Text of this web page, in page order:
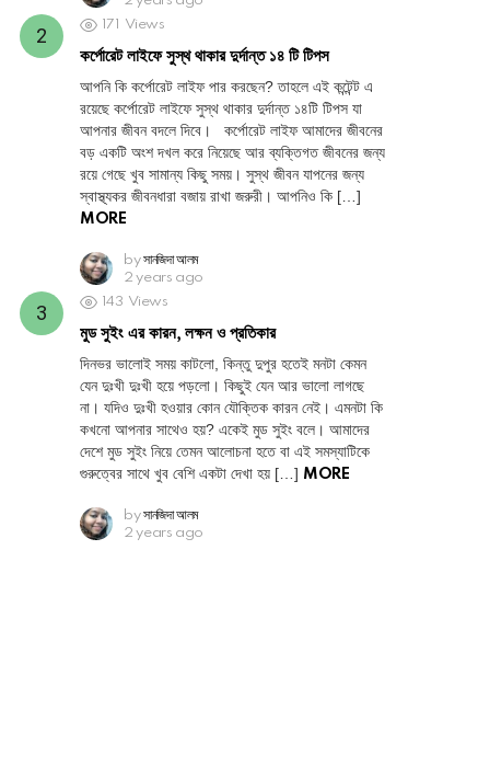
171
Views
কর্পোরেট লাইফে সুস্থ থাকার দুর্দান্ত ১৪ টি টিপস
আপনি কি কর্পোরেট লাইফ পার করছেন? তাহলে এই কন্টেন্ট এ
রয়েছে কর্পোরেট লাইফে সুস্থ থাকার দুর্দান্ত ১৪টি টিপস যা
আপনার জীবন বদলে দিবে। কর্পোরেট লাইফ আমাদের জীবনের
বড় একটি অংশ দখল করে নিয়েছে আর ব্যক্তিগত জীবনের জন্য
রয়ে গেছে খুব সামান্য কিছু সময়। সুস্থ জীবন যাপনের জন্য
স্বাস্থ্যকর জীবনধারা বজায় রাখা জরুরী। আপনিও কি […]
MORE
by সানজিদা আলম
2 years ago
143 Views
মুড সুইং এর কারন, লক্ষন ও প্রতিকার
দিনভর ভালোই সময় কাটলো, কিন্তু দুপুর হতেই মনটা কেমন
যেন দুঃখী দুঃখী হয়ে পড়লো। কিছুই যেন আর ভালো লাগছে
না। যদিও দুঃখী হওয়ার কোন যৌক্তিক কারন নেই। এমনটা কি
কখনো আপনার সাথেও হয়? একেই মুড সুইং বলে। আমাদের
দেশে মুড সুইং নিয়ে তেমন আলোচনা হতে বা এই সমস্যাটিকে
গুরুত্বের সাথে খুব বেশি একটা দেখা হয় […] MORE
by সানজিদা আলম
2 years ago